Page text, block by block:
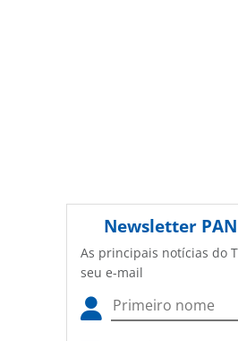
Newsletter
As principais notícias do
seu e-mail